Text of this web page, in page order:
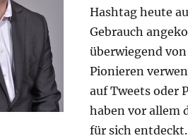
Hashtag heute
Gebrauch
überwiegend
Pionieren
auf Tweets oder
haben vor allem
für sich